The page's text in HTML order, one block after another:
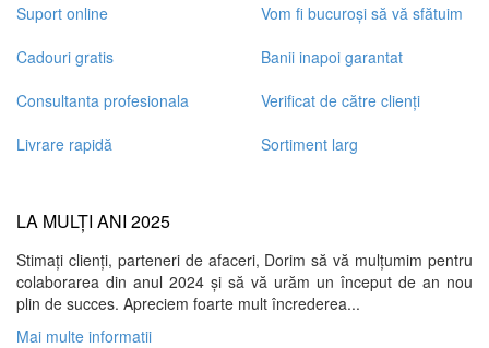
Suport online
Vom fi bucuroși să vă sfătuim
Cadouri gratis
Banii inapoi garantat
Consultanta profesionala
Verificat de către clienți
Livrare rapidă
Sortiment larg
LA MULȚI ANI 2025
Stimați clienți, parteneri de afaceri, Dorim să vă mulțumim pentru
colaborarea din anul 2024 și să vă urăm un început de an nou
plin de succes. Apreciem foarte mult încrederea...
Mai multe informatii